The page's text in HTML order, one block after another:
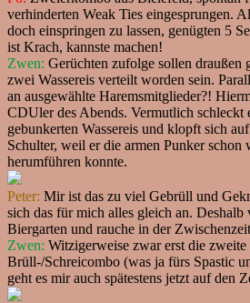
verhinderten Weak Ties eingesprungen.
doch einspringen zu lassen, genügten 5
ist Krach, kannste machen!
Zwen: Gerüchten zufolge sollen draußen
zwei Wassereis verteilt worden sein.
an ausgewählte Haremsmitglieder?!
CDUler des Abends. Vermutlich schleckt
gebunkerten Wassereis und klopft sich
Schulter, weil er die armen Punker schon
herumführen konnte.
Peter: Mir ist das zu viel Gebrüll und
sich das für mich alles gleich an.
Biergarten und rauche in der
Zwen: Witzigerweise zwar erst die zweite
Brüll-/Schreicombo (was ja fürs Spastic
geht es mir auch spätestens jetzt auf den